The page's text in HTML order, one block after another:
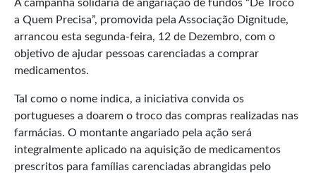
A campanha solidária de angariação de fundos “Dê Troco
a Quem Precisa”, promovida pela Associação Dignitude,
arrancou esta segunda-feira, 12 de Dezembro, com o
objetivo de ajudar pessoas carenciadas a comprar
medicamentos.
Tal como o nome indica, a iniciativa convida os
portugueses a doarem o troco das compras realizadas nas
farmácias. O montante angariado pela ação será
integralmente aplicado na aquisição de medicamentos
prescritos para famílias carenciadas abrangidas pelo